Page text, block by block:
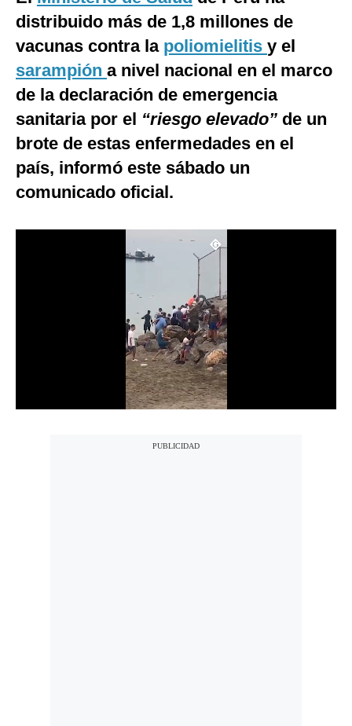
Moda
Estilos
Mundo
EEUU
México
España
distribuido más de 1,8 millones de
vacunas contra la poliomielitis y el
sarampión a nivel nacional en el marco
de la declaración de emergencia
sanitaria por el “riesgo elevado” de un
brote de estas enfermedades en el
país, informó este sábado un
comunicado oficial.